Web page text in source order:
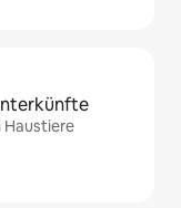
Haustiere